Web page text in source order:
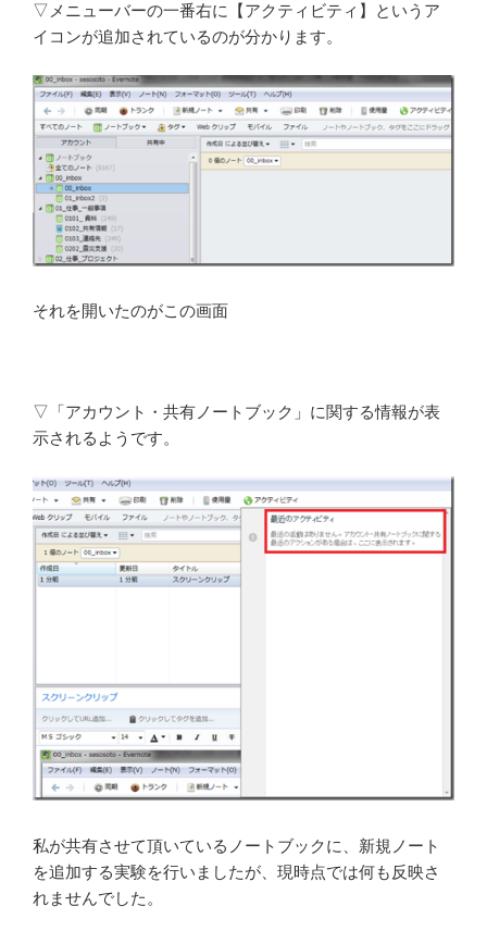
▽メニューバーの一番右に【アクティビティ】というア
イコンが追加されているのが分かります。
それを開いたのがこの画面
▽「アカウント・共有ノートブック」に関する情報が表
示されるようです。
私が共有させて頂いているノートブックに、新規ノート
を追加する実験を行いましたが、現時点では何も反映さ
れませんでした。